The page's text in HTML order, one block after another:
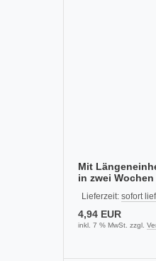
Mit
in zwei
Lieferzeit: sofort
4,94 EUR
inkl. 7 % MwSt. zzgl.